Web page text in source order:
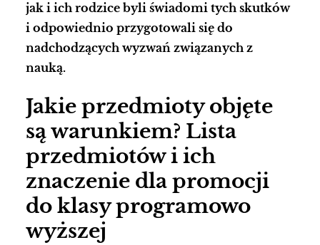
jak i ich rodzice byli świadomi tych skutków
i odpowiednio przygotowali się do
nadchodzących wyzwań związanych z
nauką.
Jakie przedmioty objęte
są warunkiem? Lista
przedmiotów i ich
znaczenie dla promocji
do klasy programowo
wyższej